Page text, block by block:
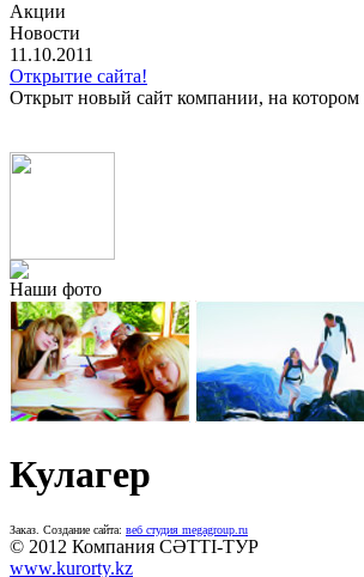
Акции
Новости
11.10.2011
Открытие сайта!
Открыт новый сайт компании, на
Наши фото
Кулагер
Заказ. Создание сайта: веб студия megagroup.ru
© 2012 Компания СӘТТІ-ТУР
www.kurorty.kz